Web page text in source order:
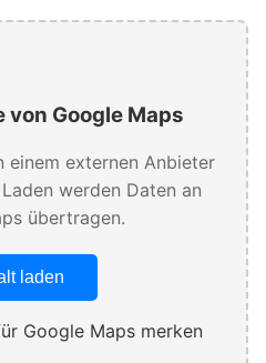
von Google Maps
einem externen Anbieter
werden Daten an
übertragen.
laden
Google Maps merken